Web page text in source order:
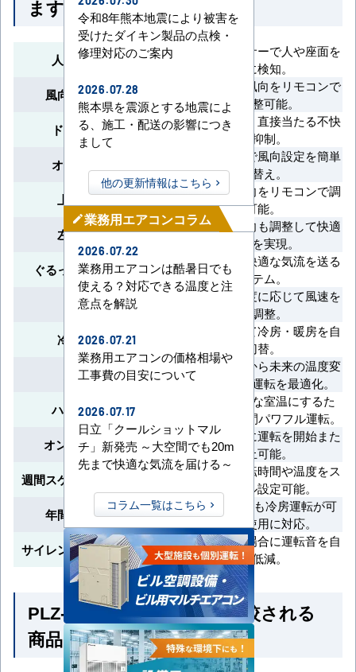
ます
人感ムーブアイ
360°回転センサーで人や座面を
正確に検知。
風向独立自在設定
吹出口ごとに風向をリモコンで
個別調整可能。
ドラフトセーブ
風速を軽減し、直接当たる不快
感を抑制。
オートスイング
リモコン操作で風向設定を簡単
切り替え。
上下風向切換
上下方向の風向をリモコンで調
整可能。
左右風向切換
左右方向の風向も調整して快適
な空間を実現。
ぐるっとスマート気流
360°全方位に快適な気流を送る
システム。
風速自動
室温や設定温度に応じて風速を
自動調整。
冷暖自動運転
室温に合わせて冷房・暖房を自
動切替。
先読み運転
室温や外気温から未来の温度変
化を予測し、運転を最適化。
ハイパワー運転
短時間で快適な室温にするた
め、最大30分間パワフル運転。
オン/オフタイマー
指定した時間に運転を開始また
は停止可能。
週間スケジュールタイマー
曜日ごとの運転時間や温度をス
ケジュール設定可能。
年間冷房運転対応
外気温-15℃でも冷房運転が可
能で通年使用に対応。
サイレント制御（冷房時）
外気温が低い場合に運転音を自
動で低減。
PLZ-ZRMP50HF6 とよく比較される
商品
令和8年熊本地震により被害を
受けたダイキン製品の点検・
修理対応のご案内
2026.07.28
熊本県を震源とする地震によ
る、施工・配送の影響につき
まして
他の更新情報はこちら
mode_edit業務用エアコンコラム
2026.07.22
業務用エアコンは酷暑日でも
使える？対応できる温度と注
意点を解説
2026.07.21
業務用エアコンの価格相場や
工事費の目安について
2026.07.17
日立「クールショットマル
チ」新発売 ～大空間でも20m
先まで快適な気流を届ける～
コラム一覧はこちら